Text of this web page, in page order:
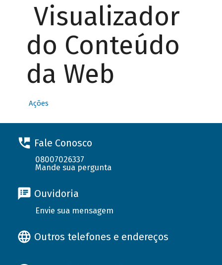
Visualizador
do Conteúdo
da Web
Ações
Fale Conosco
08007026337
Mande sua pergunta
Ouvidoria
Envie sua mensagem
Outros telefones e endereços